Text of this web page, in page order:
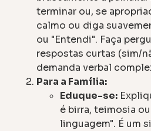
terminar ou, se
calmo ou diga
ou "Entendi". Faça
respostas curtas (sim/
demanda verbal
Para a Família:
Eduque-se:
é birra, teimosia
linguagem". É um